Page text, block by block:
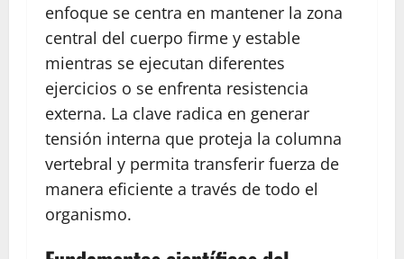
enfoque se centra en mantener la zona
central del cuerpo firme y estable
mientras se ejecutan diferentes
ejercicios o se enfrenta resistencia
externa. La clave radica en generar
tensión interna que proteja la columna
vertebral y permita transferir fuerza de
manera eficiente a través de todo el
organismo.